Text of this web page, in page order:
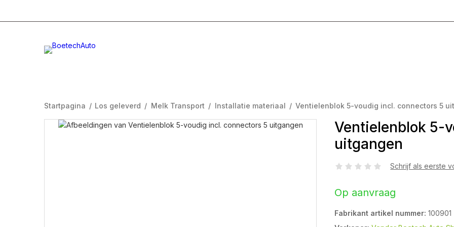
Startpagina / Los geleverd / Melk Transport / Installatie materiaal / Ventielenblok 5-voudig incl. connectors 5
Ventielenblok 5-
uitgangen
Schrijf als eerste
Op aanvraag
Fabrikant artikel nummer: 100901